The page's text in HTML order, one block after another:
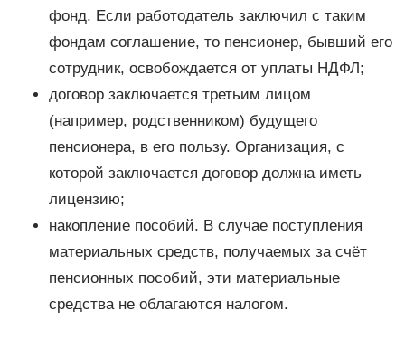
фонд. Если работодатель заключил с таким
фондам соглашение, то пенсионер, бывший его
сотрудник, освобождается от уплаты НДФЛ;
договор заключается третьим лицом
(например, родственником) будущего
пенсионера, в его пользу. Организация, с
которой заключается договор должна иметь
лицензию;
накопление пособий. В случае поступления
материальных средств, получаемых за счёт
пенсионных пособий, эти материальные
средства не облагаются налогом.